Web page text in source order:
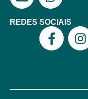
REDES SOCIAIS